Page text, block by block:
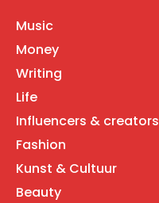
Music
Money
Writing
Life
Influencers & creators
Fashion
Kunst & Cultuur
Beauty